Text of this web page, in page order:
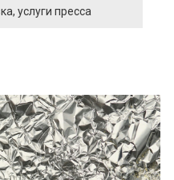
услуги пресса